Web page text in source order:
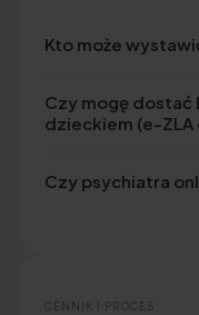
Kto może
Czy mogę dostać
dzieckiem (e-
Czy psychiatra
CENNIK I PROCES